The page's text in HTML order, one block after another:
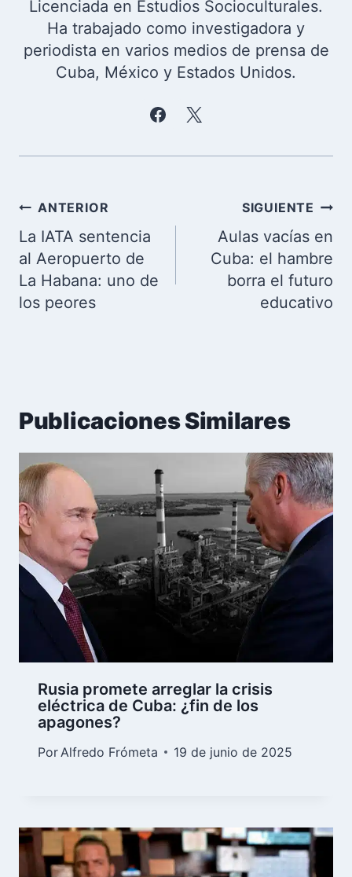
Licenciada en Estudios Socioculturales.
Ha trabajado como investigadora y
periodista en varios medios de prensa de
Cuba, México y Estados Unidos.
Navegación
de
entradas
ANTERIOR
La IATA sentencia
al Aeropuerto de
La Habana: uno de
los peores
SIGUIENTE
Aulas vacías en
Cuba: el hambre
borra el futuro
educativo
Publicaciones Similares
Rusia promete arreglar la crisis
eléctrica de Cuba: ¿fin de los
apagones?
Por Alfredo Frómeta 19 de junio de 2025